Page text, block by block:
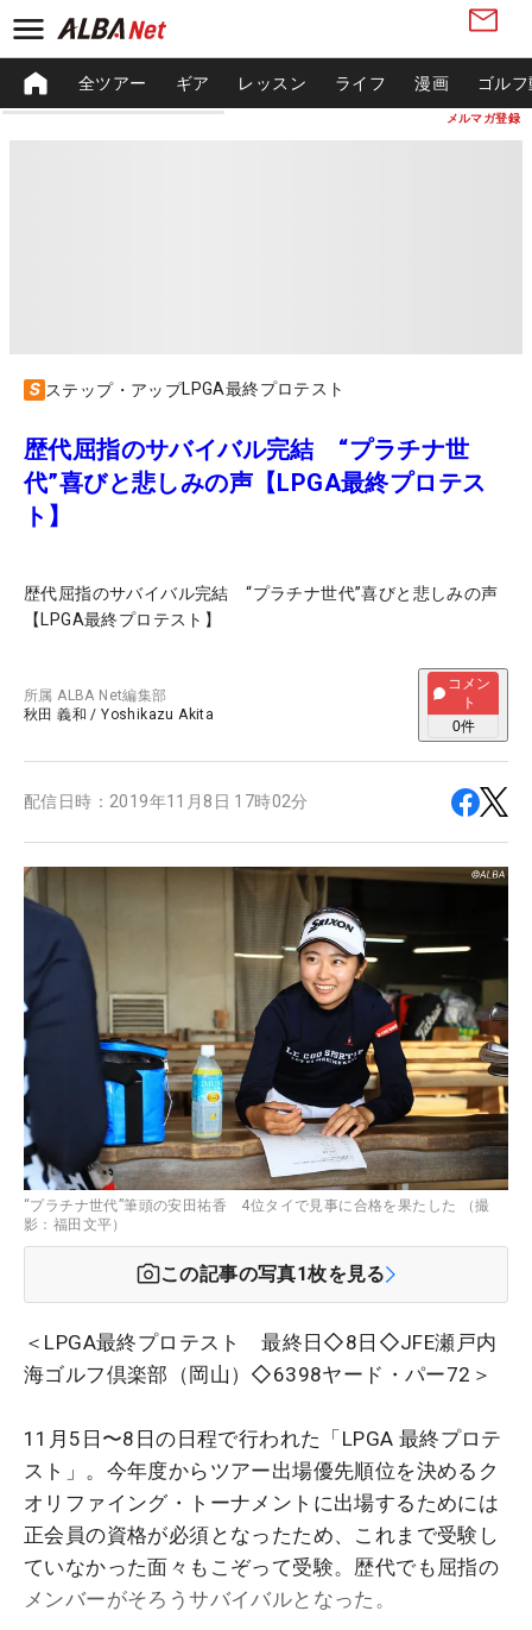
メルマガ登録
全ツアー ギア レッスン ライフ 漫画 ゴル
ステップ・アップLPGA最終プロテスト
歴代屈指のサバイバル完結 “プラチナ世
代”喜びと悲しみの声【LPGA最終プロテス
ト】
歴代屈指のサバイバル完結 “プラチナ世代”喜びと悲しみの声
【LPGA最終プロテスト】
所属ALBA Net編集部
秋田 義和 /Yoshikazu Akita
コメン
ト
0件
配信日時： 2019年11月8日 17時02分
“プラチナ世代”筆頭の安田祐香 4位タイで見事に合格を果たした （撮
影：福田文平）
この記事の写真1枚を見る
＜LPGA最終プロテスト 最終日◇8日◇JFE瀬戸内
海ゴルフ倶楽部（岡山）◇6398ヤード・パー72＞
11月5日〜8日の日程で行われた「LPGA 最終プロテ
スト」。今年度からツアー出場優先順位を決めるク
オリファイング・トーナメントに出場するためには
正会員の資格が必須となったため、これまで受験し
ていなかった面々もこぞって受験。歴代でも屈指の
メンバーがそろうサバイバルとなった。